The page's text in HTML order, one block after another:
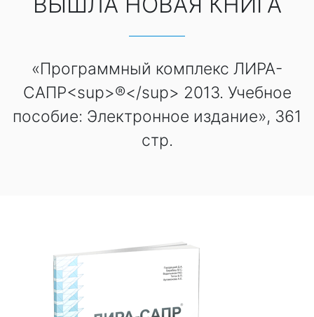
«Программный комплекс ЛИРА-
САПР<sup>®</sup> 2013. Учебное
пособие: Электронное издание», 361
стр.